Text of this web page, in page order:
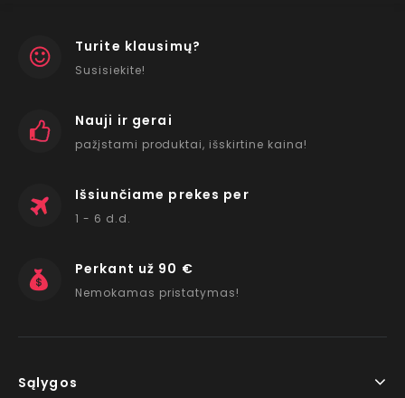
Turite klausimų?
Susisiekite!
Nauji ir gerai
pažįstami produktai, išskirtine kaina!
Išsiunčiame prekes per
1 - 6 d.d.
Perkant už 90 €
Nemokamas pristatymas!
Sąlygos